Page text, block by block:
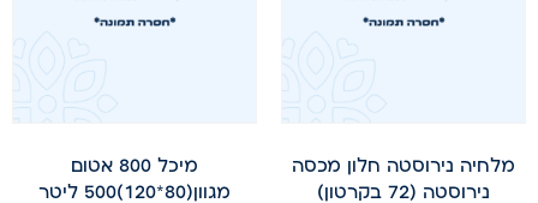
מלחיה נירוסטה חלון מכסה
נירוסטה (72 בקרטון)
מיכל 800 אטום
מגוון(80*120)500 ליטר